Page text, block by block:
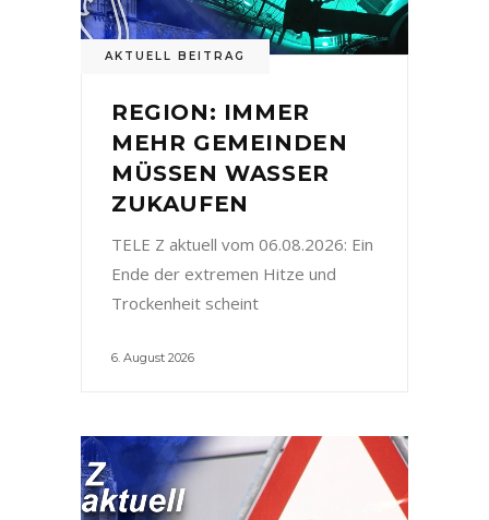
AKTUELL BEITRAG
REGION: IMMER
MEHR GEMEINDEN
MÜSSEN WASSER
ZUKAUFEN
TELE Z aktuell vom 06.08.2026: Ein
Ende der extremen Hitze und
Trockenheit scheint
6. August 2026